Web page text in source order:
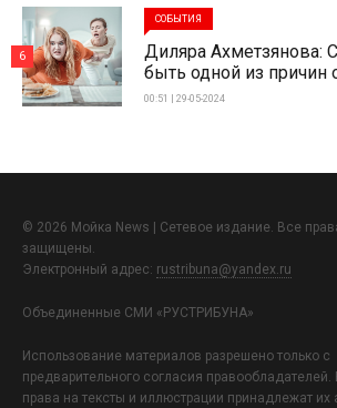
СОБЫТИЯ
Диляра Ахметзянова:
быть одной из причин
00:51 | 29-05-2024
6
© 2026 Мойка News | Сетевое издание. Все
защищены.
Электронный адрес: rustribuna@yandex.ru
Объединенные СМИ «РУСТРИБУНА»
Использование материалов разрешено только с
предварительного согласия правообладателей.
права на тексты и иллюстрации принадлежат их